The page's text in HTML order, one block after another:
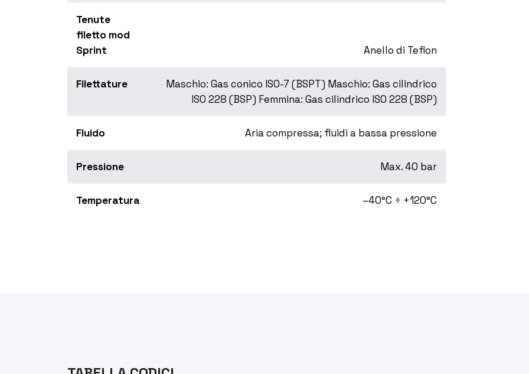
Tenute
filetto mod
Sprint
Anello di Teflon
Filettature
Maschio: Gas conico ISO-7 (BSPT) Maschio: Gas cilindrico
ISO 228 (BSP) Femmina: Gas cilindrico ISO 228 (BSP)
Fluido Aria compressa; fluidi a bassa pressione
Pressione Max. 40 bar
Temperatura –40°C ÷ +120°C